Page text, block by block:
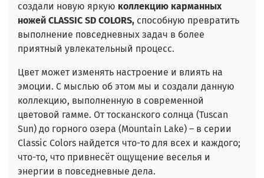
создали новую яркую коллекцию карманных
ножей CLASSIC SD COLORS, способную превратить
выполнение повседневных задач в более
приятный увлекательный процесс.
Цвет может изменять настроение и влиять на
эмоции. С мыслью об этом мы и создали данную
коллекцию, выполненную в современной
цветовой гамме. От тосканского солнца (Tuscan
Sun) до горного озера (Mountain Lake) – в серии
Classic Colors найдется что-то для всех и каждого;
что-то, что привнесёт ощущение веселья и
энергии в повседневные дела.